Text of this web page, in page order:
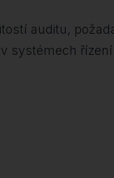
auditu,